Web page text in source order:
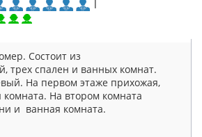
Состоит из
трех спален и ванных комнат.
На первом этаже прихожая,
комната. На втором комната
и ванная комната.